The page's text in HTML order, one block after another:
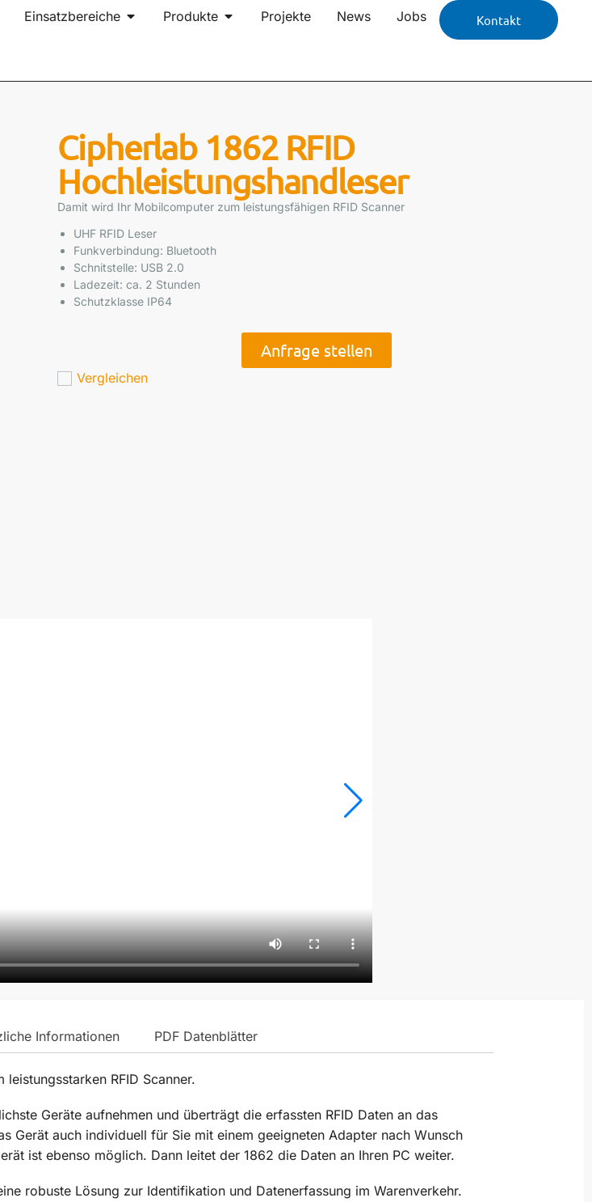
Einsatzbereiche Produkte Projekte News Jobs Kontakt
Cipherlab 1862 RFID
Hochleistungshandleser
Damit wird Ihr Mobilcomputer zum leistungsfähigen RFID Scanner
UHF RFID Leser
Funkverbindung: Bluetooth
Schnitstelle: USB 2.0
Ladezeit: ca. 2 Stunden
Schutzklasse IP64
Anfrage stellen
Vergleichen
Informationen PDF Datenblätter
RFID Scanner.
Geräte aufnehmen und überträgt die erfassten RFID Daten an das
Gerät auch individuell für Sie mit einem geeigneten Adapter nach Wunsch
ist ebenso möglich. Dann leitet der 1862 die Daten an Ihren PC weiter.
robuste Lösung zur Identifikation und Datenerfassung im Warenverkehr.